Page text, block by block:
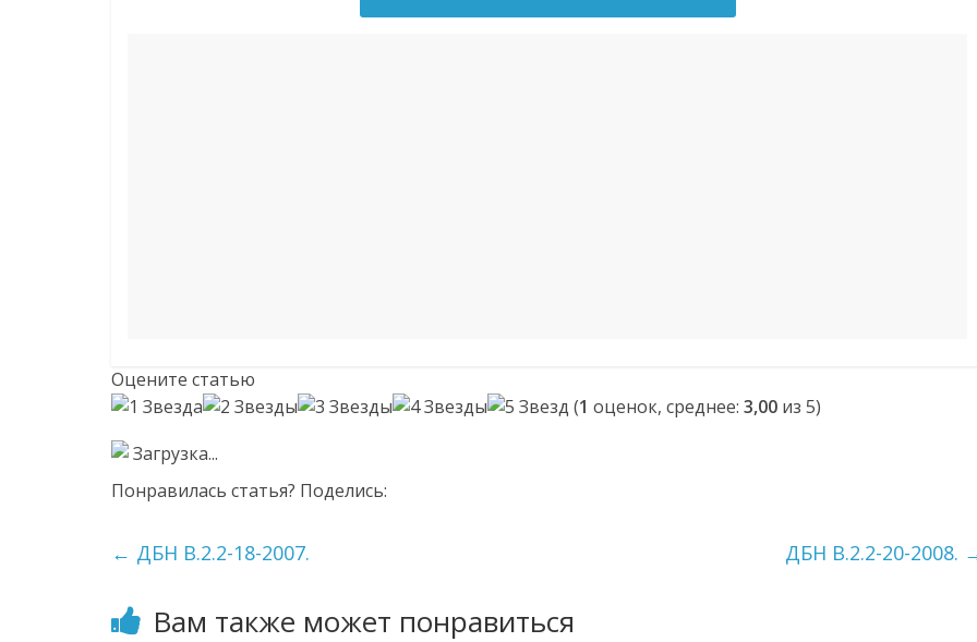
Оцените статью
(1 оценок, среднее: 3,00 из 5)
Загрузка...
Понравилась статья? Поделись:
← ДБН В.2.2-18-2007. ДБН В.2.2-20-2008.
Вам также может понравиться